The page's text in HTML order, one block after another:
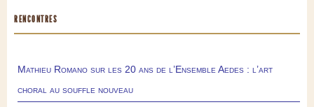
RENCONTRES
Mathieu Romano sur les 20 ans de l’Ensemble Aedes : l’art
choral au souffle nouveau